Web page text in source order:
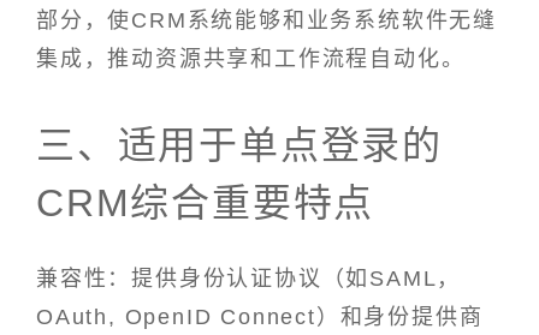
部分，使CRM系统能够和业务系统软件无缝
集成，推动资源共享和工作流程自动化。
三、适用于单点登录的
CRM综合重要特点
兼容性：提供身份认证协议（如SAML，
OAuth, OpenID Connect）和身份提供商